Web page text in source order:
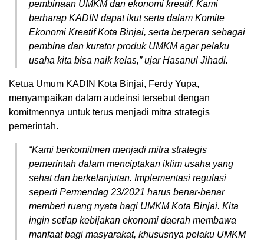
pembinaan UMKM dan ekonomi kreatif. Kami
berharap KADIN dapat ikut serta dalam Komite
Ekonomi Kreatif Kota Binjai, serta berperan sebagai
pembina dan kurator produk UMKM agar pelaku
usaha kita bisa naik kelas,” ujar Hasanul Jihadi.
Ketua Umum KADIN Kota Binjai, Ferdy Yupa,
menyampaikan dalam audeinsi tersebut dengan
komitmennya untuk terus menjadi mitra strategis
pemerintah.
“Kami berkomitmen menjadi mitra strategis
pemerintah dalam menciptakan iklim usaha yang
sehat dan berkelanjutan. Implementasi regulasi
seperti Permendag 23/2021 harus benar-benar
memberi ruang nyata bagi UMKM Kota Binjai. Kita
ingin setiap kebijakan ekonomi daerah membawa
manfaat bagi masyarakat, khususnya pelaku UMKM